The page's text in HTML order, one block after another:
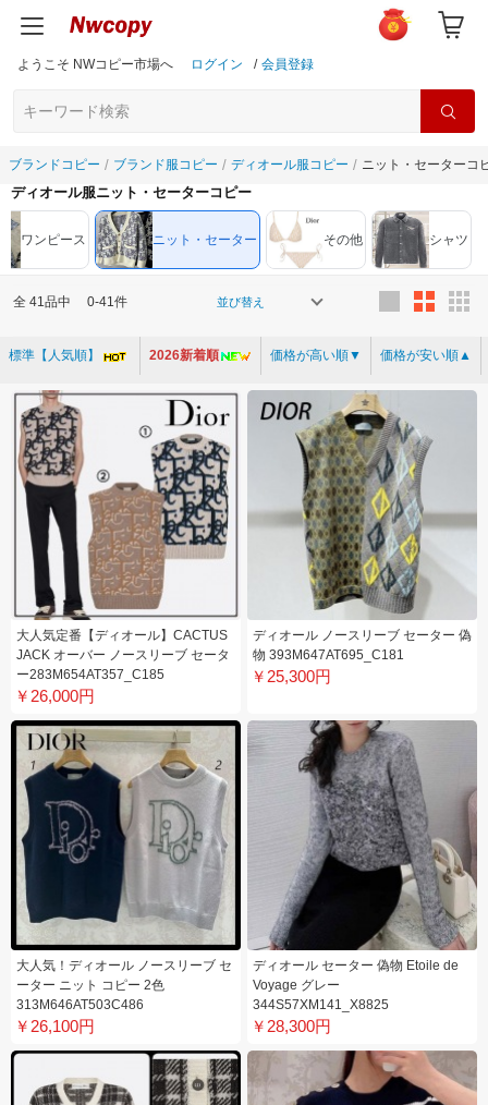
ようこそ NWコピー市場へ ログイン / 会員登録
ブランドコピー ブランド服コピー ディオール服コピー ニット・セーターコ
ディオール服ニット・セーターコピー
ワンピース ニット・セーター その他 シャツ
全 41品中 0-41件 並び替え
標準【人気順】 2026新着順 価格が高い順▼ 価格が安い順▲
大人気定番【ディオール】CACTUS
JACK オーバー ノースリーブ セータ
ー283M654AT357_C185
￥26,000円
ディオール ノースリーブ セーター 偽
物 393M647AT695_C181
￥25,300円
大人気！ディオール ノースリーブ セ
ーター ニット コピー 2色
313M646AT503C486
￥26,100円
ディオール セーター 偽物 Etoile de
Voyage グレー
344S57XM141_X8825
￥28,300円